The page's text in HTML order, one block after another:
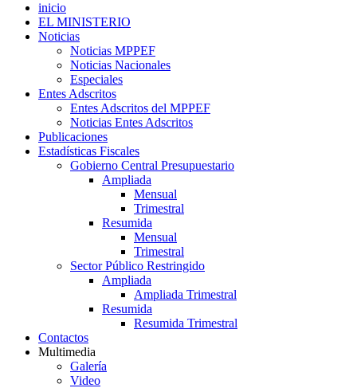
inicio
EL MINISTERIO
Noticias
Noticias MPPEF
Noticias Nacionales
Especiales
Entes Adscritos
Entes Adscritos del MPPEF
Noticias Entes Adscritos
Publicaciones
Estadísticas Fiscales
Gobierno Central Presupuestario
Ampliada
Mensual
Trimestral
Resumida
Mensual
Trimestral
Sector Público Restringido
Ampliada
Ampliada Trimestral
Resumida
Resumida Trimestral
Contactos
Multimedia
Galería
Video